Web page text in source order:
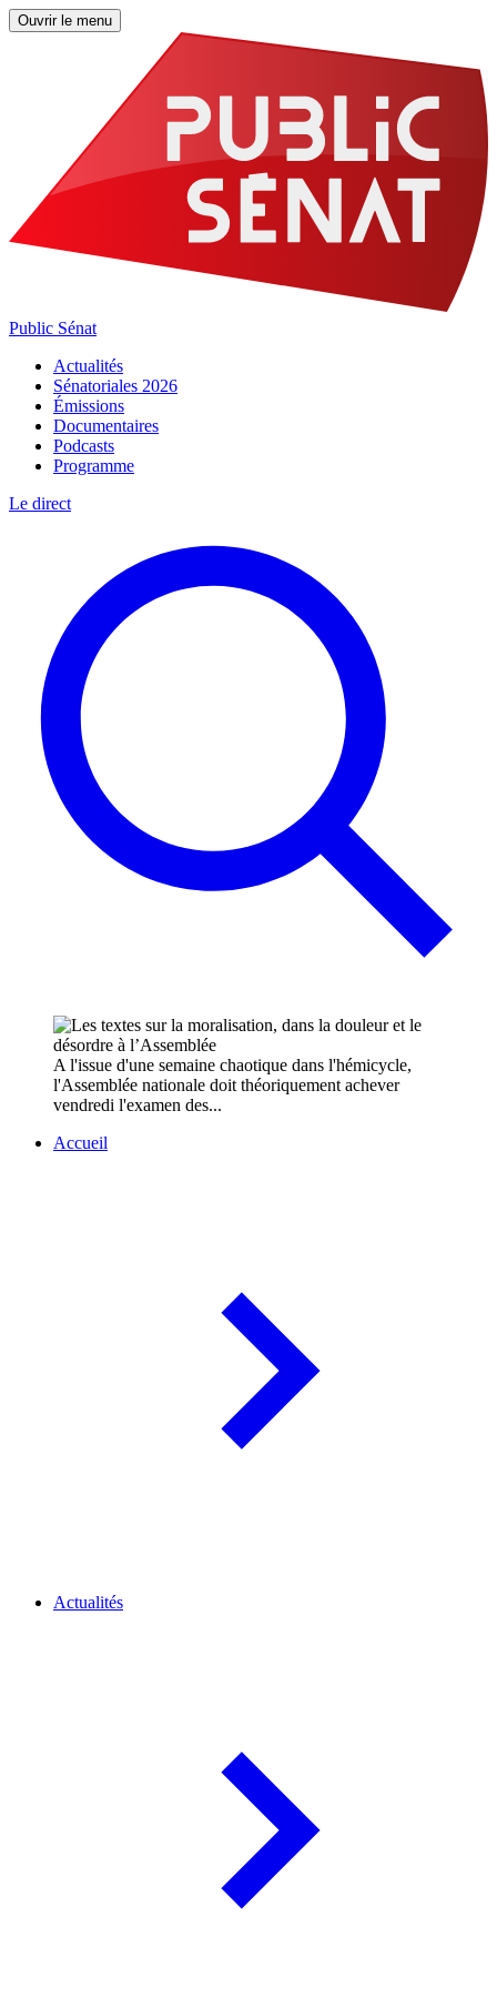
Ouvrir le menu
Public Sénat
Actualités
Sénatoriales 2026
Émissions
Documentaires
Podcasts
Programme
Le direct
A l'issue d'une semaine chaotique dans l'hémicycle,
l'Assemblée nationale doit théoriquement achever
vendredi l'examen des...
Accueil
Actualités